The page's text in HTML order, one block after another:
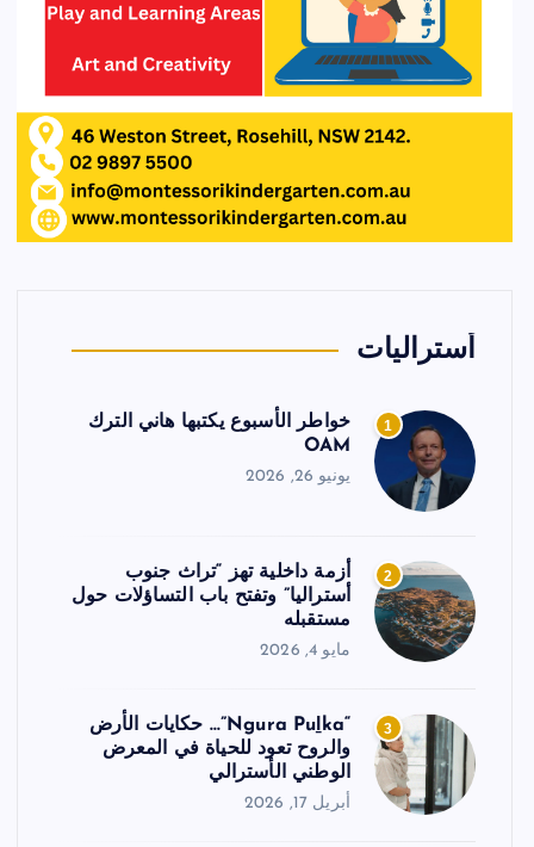
أستراليات
1
خواطر الأسبوع يكتبها هاني الترك
OAM
يونيو 26, 2026
2
أزمة داخلية تهز “تراث جنوب
أستراليا” وتفتح باب التساؤلات حول
مستقبله
مايو 4, 2026
3
“Ngura Puḻka”… حكايات الأرض
والروح تعود للحياة في المعرض
الوطني الأسترالي
أبريل 17, 2026